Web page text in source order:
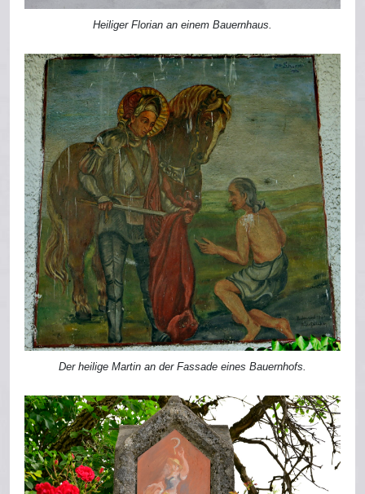
Heiliger Florian an einem Bauernhaus.
Der heilige Martin an der Fassade eines Bauernhofs.